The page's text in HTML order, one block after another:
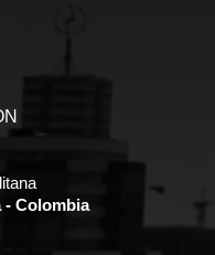
- Colombia